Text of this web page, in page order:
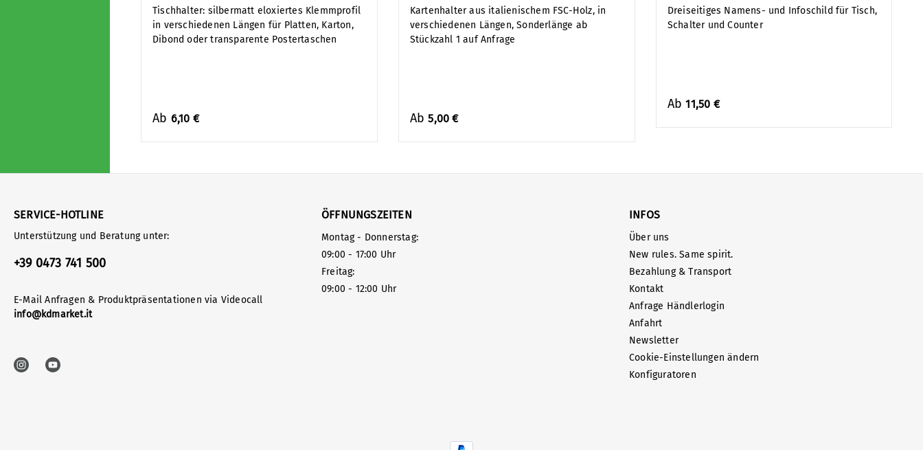
Tischhalter: silbermatt eloxiertes Klemmprofil
in verschiedenen Längen für Platten, Karton,
Dibond oder transparente Postertaschen
Ab 6,10 €
Kartenhalter aus italienischem FSC-Holz, in
verschiedenen Längen, Sonderlänge ab
Stückzahl 1 auf Anfrage
Ab5,00 €
Dreiseitiges Namens- und Infoschild für Tisch,
Schalter und Counter
Ab11,50 €
SERVICE-HOTLINE
Unterstützung und Beratung unter:
+39 0473 741 500
E-Mail Anfragen & Produktpräsentationen via Videocall
info@kdmarket.it
ÖFFNUNGSZEITEN
Montag - Donnerstag:
09:00 - 17:00 Uhr
Freitag:
09:00 - 12:00 Uhr
INFOS
Über uns
New rules. Same spirit.
Bezahlung & Transport
Kontakt
Anfrage Händlerlogin
Anfahrt
Newsletter
Cookie-Einstellungen ändern
Konfiguratoren